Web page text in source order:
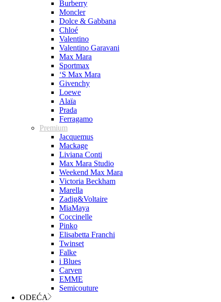
Burberry
Moncler
Dolce & Gabbana
Chloé
Valentino
Valentino Garavani
Max Mara
Sportmax
‘S Max Mara
Givenchy
Loewe
Alaïa
Prada
Ferragamo
Premium
Jacquemus
Mackage
Liviana Conti
Max Mara Studio
Weekend Max Mara
Victoria Beckham
Marella
Zadig&Voltaire
MiaMaya
Coccinelle
Pinko
Elisabetta Franchi
Twinset
Falke
i Blues
Carven
EMME
Semicouture
ODEĆA